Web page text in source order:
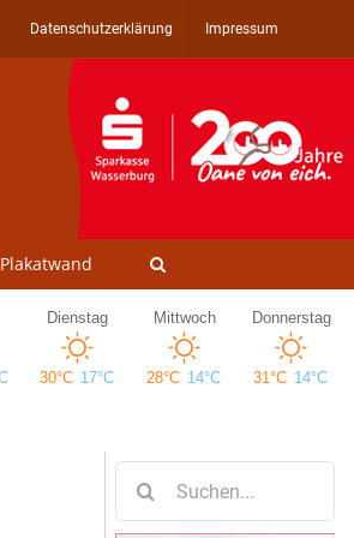
Datenschutzerklärung Impressum
Plakatwand
nach: